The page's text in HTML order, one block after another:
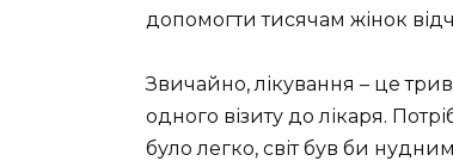
допомогти тисячам жінок
Звичайно, лікування – це
одного візиту до лікаря.
було легко, світ був би